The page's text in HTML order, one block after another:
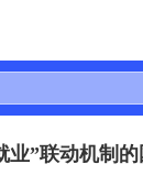
”联动机制的